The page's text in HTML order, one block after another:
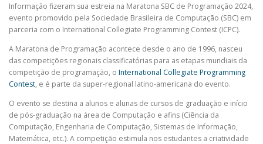
Informação fizeram sua estreia na Maratona SBC de Programação 2024,
evento promovido pela Sociedade Brasileira de Computação (SBC) em
parceria com o International Collegiate Programming Contest (ICPC).
A Maratona de Programação acontece desde o ano de 1996, nasceu
das competições regionais classificatórias para as etapas mundiais da
competição de programação, o International Collegiate Programming
Contest, e é parte da super-regional latino-americana do evento.
O evento se destina a alunos e alunas de cursos de graduação e início
de pós-graduação na área de Computação e afins (Ciência da
Computação, Engenharia de Computação, Sistemas de Informação,
Matemática, etc.). A competição estimula nos estudantes a criatividade